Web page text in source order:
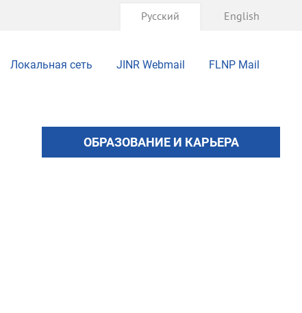
Локальная сеть JINR Webmail FLNP Mail
Русский English
ОБРАЗОВАНИЕ И КАРЬЕРА